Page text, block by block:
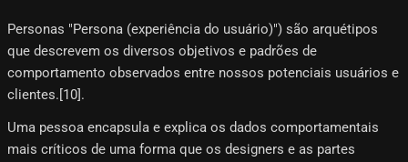
Personas "Persona (experiência do usuário)") são arquétipos
que descrevem os diversos objetivos e padrões de
comportamento observados entre nossos potenciais usuários e
clientes.[10]​.
Uma pessoa encapsula e explica os dados comportamentais
mais críticos de uma forma que os designers e as partes